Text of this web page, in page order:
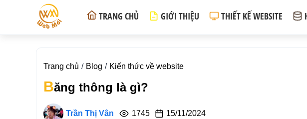
TRANG CHỦ GIỚI THIỆU THIẾT KẾ WEBSITE
Trang chủ Blog Kiến thức về website
Băng thông là gì?
Trần Thị Vân 1745 15/11/2024